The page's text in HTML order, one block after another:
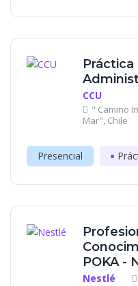
Práctica
CCU
" Camino
Mar", Chile
Presencial
POKA -
Nestlé